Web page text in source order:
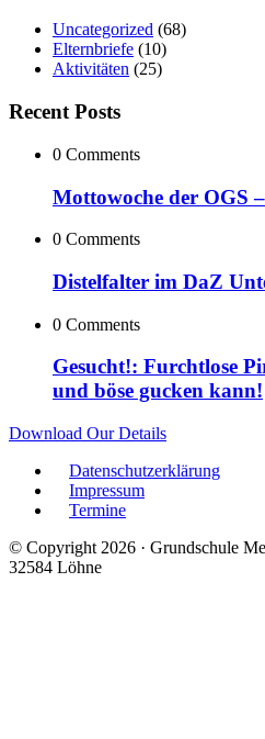
Uncategorized (68)
Elternbriefe (10)
Aktivitäten (25)
Recent Posts
0 Comments
Mottowoche der OGS
0 Comments
Distelfalter im DaZ
0 Comments
Gesucht!: Furchtlose
und böse gucken kann!
Download Our Details
Datenschutzerklärung
Impressum
Termine
© Copyright 2026 · Grundschule
32584 Löhne